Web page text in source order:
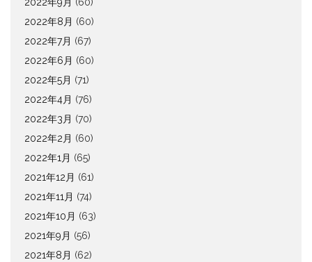
2022年8月 (60)
2022年7月 (67)
2022年6月 (60)
2022年5月 (71)
2022年4月 (76)
2022年3月 (70)
2022年2月 (60)
2022年1月 (65)
2021年12月 (61)
2021年11月 (74)
2021年10月 (63)
2021年9月 (56)
2021年8月 (62)